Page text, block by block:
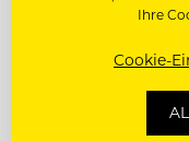
Ihre
Cookie-